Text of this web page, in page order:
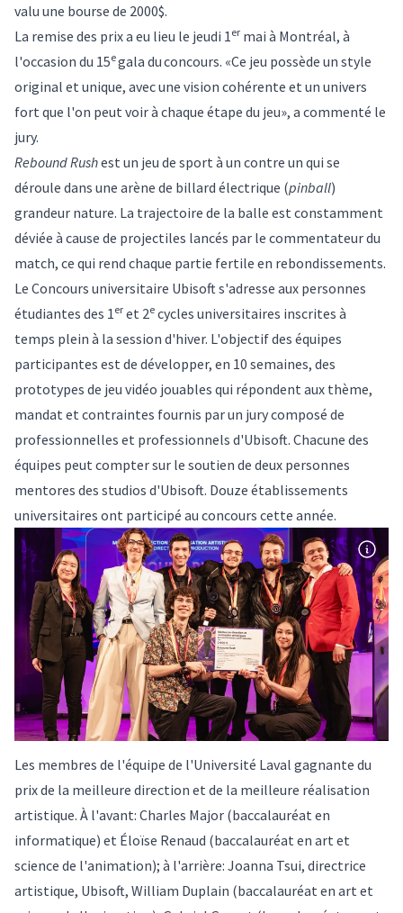
valu une bourse de 2000$.
La remise des prix a eu lieu le jeudi 1 er mai à Montréal, à
l'occasion du 15egala du concours. «Ce jeu possède un style
original et unique, avec une vision cohérente et un univers
fort que l'on peut voir à chaque étape du jeu», a commenté le
jury.
Rebound Rushest un jeu de sport à un contre un qui se
déroule dans une arène de billard électrique (pinball)
grandeur nature. La trajectoire de la balle est constamment
déviée à cause de projectiles lancés par le commentateur du
match, ce qui rend chaque partie fertile en rebondissements.
Le Concours universitaire Ubisoft s'adresse aux personnes
étudiantes des 1 er et 2e cycles universitaires inscrites à
temps plein à la session d'hiver. L'objectif des équipes
participantes est de développer, en 10 semaines, des
prototypes de jeu vidéo jouables qui répondent aux thème,
mandat et contraintes fournis par un jury composé de
professionnelles et professionnels d'Ubisoft. Chacune des
équipes peut compter sur le soutien de deux personnes
mentores des studios d'Ubisoft. Douze établissements
universitaires ont participé au concours cette année.
Les membres de l'équipe de l'Université Laval gagnante du
prix de la meilleure direction et de la meilleure réalisation
artistique. À l'avant: Charles Major (baccalauréat en
informatique) et Éloïse Renaud (baccalauréat en art et
science de l'animation); à l'arrière: Joanna Tsui, directrice
artistique, Ubisoft, William Duplain (baccalauréat en art et